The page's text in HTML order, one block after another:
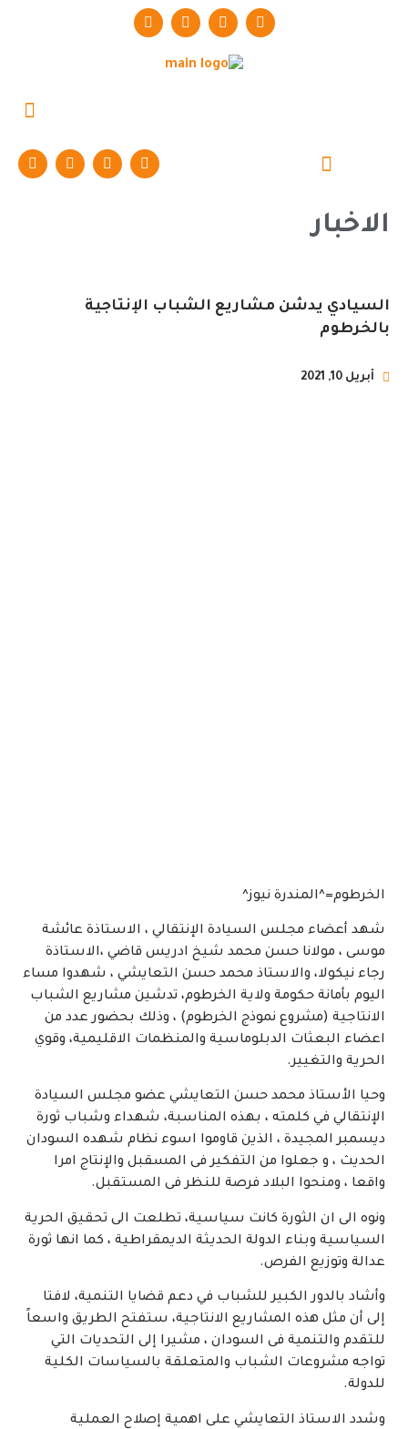
الاخبار
السيادي يدشن مشاريع الشباب الإنتاجية
بالخرطوم
أبريل 10, 2021
الخرطوم=^المندرة نيوز^
شهد أعضاء مجلس السيادة الإنتقالي ، الاستاذة عائشة
موسى ، مولانا حسن محمد شيخ ادريس قاضي ،الاستاذة
رجاء نيكولا، والاستاذ محمد حسن التعايشي ، شهدوا مساء
اليوم بأمانة حكومة ولاية الخرطوم، تدشين مشاريع الشباب
الانتاجية (مشروع نموذج الخرطوم) ، وذلك بحضور عدد من
اعضاء البعثات الدبلوماسية والمنظمات الاقليمية، وقوي
الحرية والتغيير.
وحيا الأستاذ محمد حسن التعايشي عضو مجلس السيادة
الإنتقالي في كلمته ، بهذه المناسبة، شهداء وشباب ثورة
ديسمبر المجيدة ، الذين قاوموا اسوء نظام شهده السودان
الحديث ، و جعلوا من التفكير فى المسقبل والإنتاج امرا
واقعا ، ومنحوا البلاد فرصة للنظر فى المستقبل.
ونوه الى ان الثورة كانت سياسية، تطلعت الى تحقيق الحرية
السياسية وبناء الدولة الحديثة الديمقراطية ، كما انها ثورة
عدالة وتوزيع الفرص.
وأشاد بالدور الكبير للشباب في دعم قضايا التنمية، لافتا
إلى أن مثل هذه المشاريع الانتاجية، ستفتح الطريق واسعاً
للتقدم والتنمية فى السودان ، مشيرا إلى التحديات التي
تواجه مشروعات الشباب والمتعلقة بالسياسات الكلية
للدولة.
وشدد الاستاذ التعايشي على اهمية إصلاح العملية